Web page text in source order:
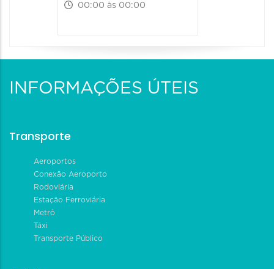
00:00 às 00:00
INFORMAÇÕES ÚTEIS
Transporte
Aeroportos
Conexão Aeroporto
Rodoviária
Estação Ferroviária
Metrô
Táxi
Transporte Público